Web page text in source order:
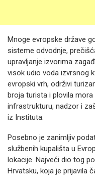
Mnoge evropske države
sisteme odvodnje,
upravljanje izvorima
visok udio voda izvrsnog
evropski vrh, održivi
broja turista i plovila
infrastrukturu, nadzor i
iz Instituta.
Posebno je zanimljiv
službenih kupališta u
lokacije. Najveći dio tog
Hrvatsku, koja je prijavila